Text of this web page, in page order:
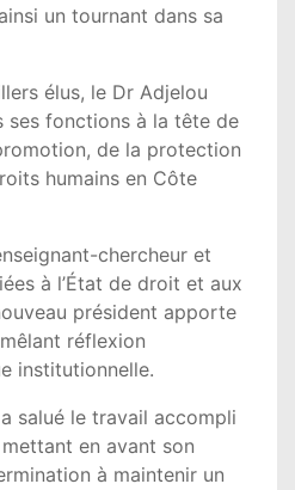
un tournant dans sa
élus, le Dr Adjelou
ses fonctions à la tête de
de la protection
humains en Côte
chercheur et
à l’État de droit et aux
président apporte
réflexion
institutionnelle.
salué le travail accompli
en avant son
à maintenir un